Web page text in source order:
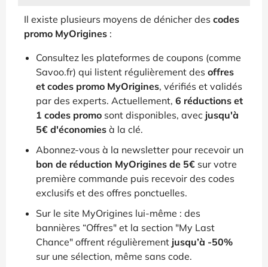
Il existe plusieurs moyens de dénicher des codes
promo MyOrigines :
Consultez les plateformes de coupons (comme
Savoo.fr) qui listent régulièrement des offres
et codes promo MyOrigines, vérifiés et validés
par des experts. Actuellement, 6 réductions et
1 codes promo sont disponibles, avec jusqu'à
5€ d'économies à la clé.
Abonnez-vous à la newsletter pour recevoir un
bon de réduction MyOrigines de 5€ sur votre
première commande puis recevoir des codes
exclusifs et des offres ponctuelles.
Sur le site MyOrigines lui-même : des
bannières “Offres" et la section "My Last
Chance" offrent régulièrement jusqu’à -50%
sur une sélection, même sans code.